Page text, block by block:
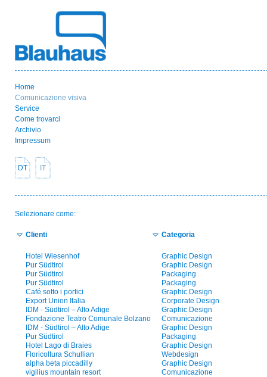
Home
Comunicazione visiva
Service
Come trovarci
Archivio
Impressum
DT IT
Selezionare come:
Clienti Categoria
Hotel Wiesenhof
Graphic Design
Pur Südtirol
Graphic Design
Pur Südtirol
Packaging
Pur Südtirol
Packaging
Café sotto i portici
Graphic Design
Export Union Italia
Corporate Design
IDM - Südtirol – Alto Adige
Graphic Design
Fondazione Teatro Comunale Bolzano
Comunicazione
IDM - Südtirol – Alto Adige
Graphic Design
Pur Südtirol
Packaging
Hotel Lago di Braies
Graphic Design
Floricoltura Schullian
Webdesign
alpha beta piccadilly
Graphic Design
vigilius mountain resort
Comunicazione